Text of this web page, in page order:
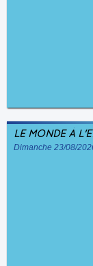
LE MONDE À
Dimanche 23/08/